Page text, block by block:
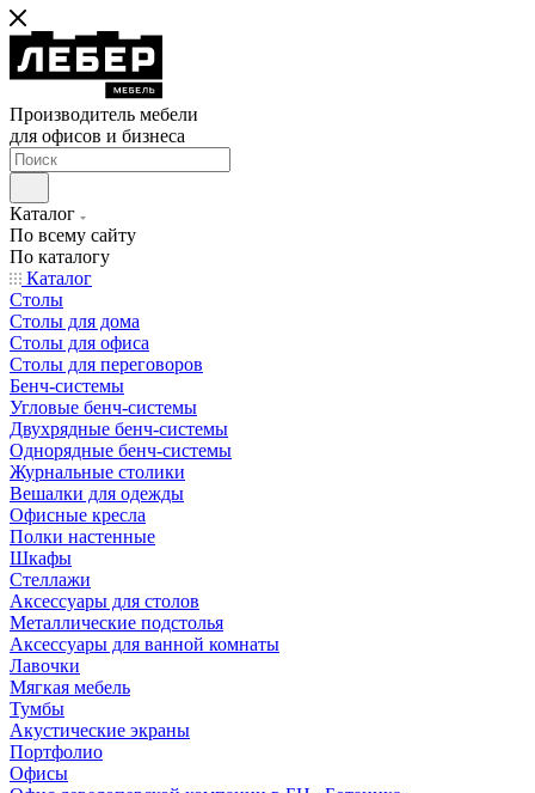
Производитель мебели
для офисов и бизнеса
Каталог
По всему сайту
По каталогу
Каталог
Столы
Столы для дома
Столы для офиса
Столы для переговоров
Бенч-системы
Угловые бенч-системы
Двухрядные бенч-системы
Однорядные бенч-системы
Журнальные столики
Вешалки для одежды
Офисные кресла
Полки настенные
Шкафы
Стеллажи
Аксессуары для столов
Металлические подстолья
Аксессуары для ванной комнаты
Лавочки
Мягкая мебель
Тумбы
Акустические экраны
Портфолио
Офисы